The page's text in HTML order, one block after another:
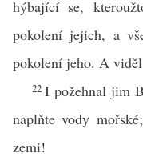
hýbající se,
pokolení jejich, a
pokolení jeho. A
22 I požehnal jim
naplňte vody
zemi!